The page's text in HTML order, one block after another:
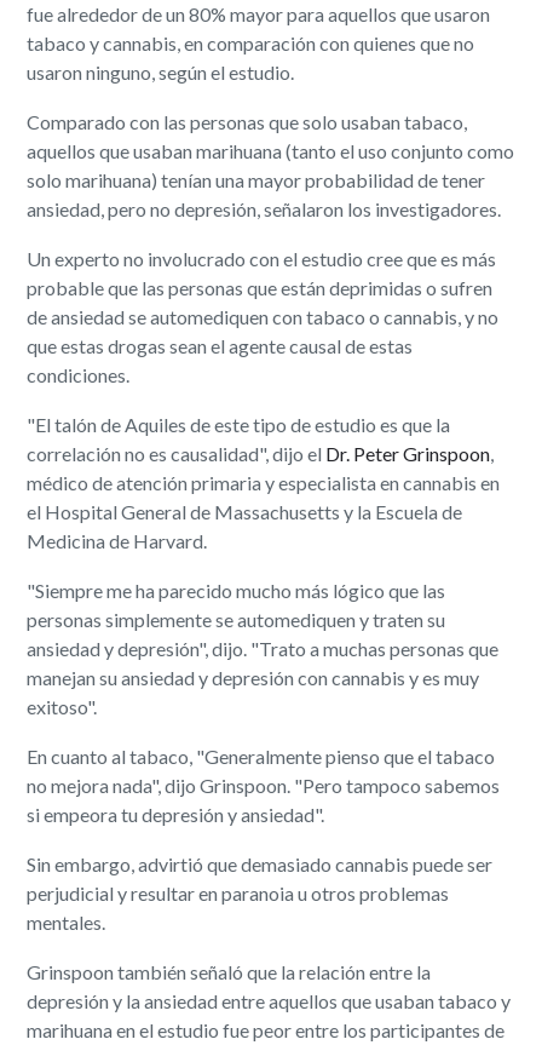
fue alrededor de un 80% mayor para aquellos que usaron
tabaco y cannabis, en comparación con quienes que no
usaron ninguno, según el estudio.
Comparado con las personas que solo usaban tabaco,
aquellos que usaban marihuana (tanto el uso conjunto como
solo marihuana) tenían una mayor probabilidad de tener
ansiedad, pero no depresión, señalaron los investigadores.
Un experto no involucrado con el estudio cree que es más
probable que las personas que están deprimidas o sufren
de ansiedad se automediquen con tabaco o cannabis, y no
que estas drogas sean el agente causal de estas
condiciones.
"El talón de Aquiles de este tipo de estudio es que la
correlación no es causalidad", dijo el Dr. Peter Grinspoon
médico de atención primaria y especialista en cannabis en
el Hospital General de Massachusetts y la Escuela de
Medicina de Harvard.
"Siempre me ha parecido mucho más lógico que las
personas simplemente se automediquen y traten su
ansiedad y depresión", dijo. "Trato a muchas personas que
manejan su ansiedad y depresión con cannabis y es muy
exitoso".
En cuanto al tabaco, "Generalmente pienso que el tabaco
no mejora nada", dijo Grinspoon. "Pero tampoco sabemos
si empeora tu depresión y ansiedad".
Sin embargo, advirtió que demasiado cannabis puede ser
perjudicial y resultar en paranoia u otros problemas
mentales.
Grinspoon también señaló que la relación entre la
depresión y la ansiedad entre aquellos que usaban tabaco y
marihuana en el estudio fue peor entre los participantes de